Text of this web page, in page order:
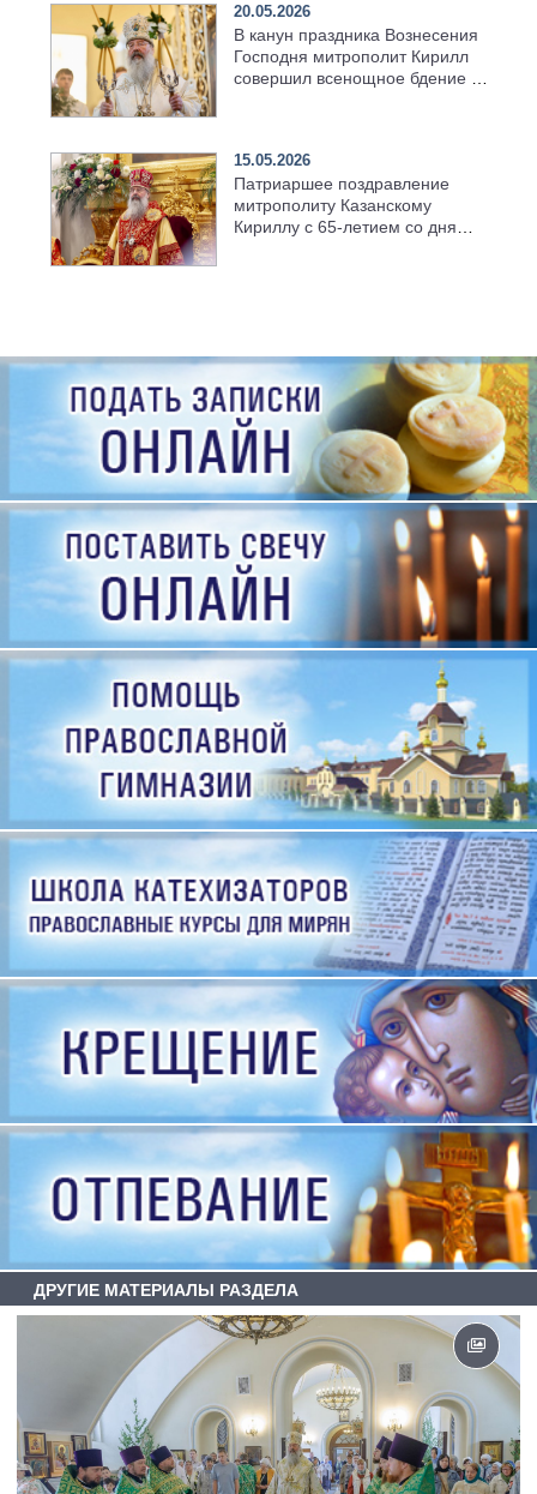
20.05.2026
В канун праздника Вознесения
Господня митрополит Кирилл
совершил всенощное бдение в
15.05.2026
Патриаршее поздравление
митрополиту Казанскому
Кириллу с 65-летием со дня
ДРУГИЕ МАТЕРИАЛЫ РАЗДЕЛА